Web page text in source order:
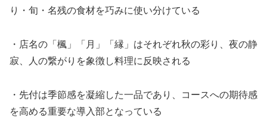
り・旬・名残の食材を巧みに使い分けている
・店名の「楓」「月」「縁」はそれぞれ秋の彩り、夜の静
寂、人の繋がりを象徴し料理に反映される
・先付は季節感を凝縮した一品であり、コースへの期待感
を高める重要な導入部となっている